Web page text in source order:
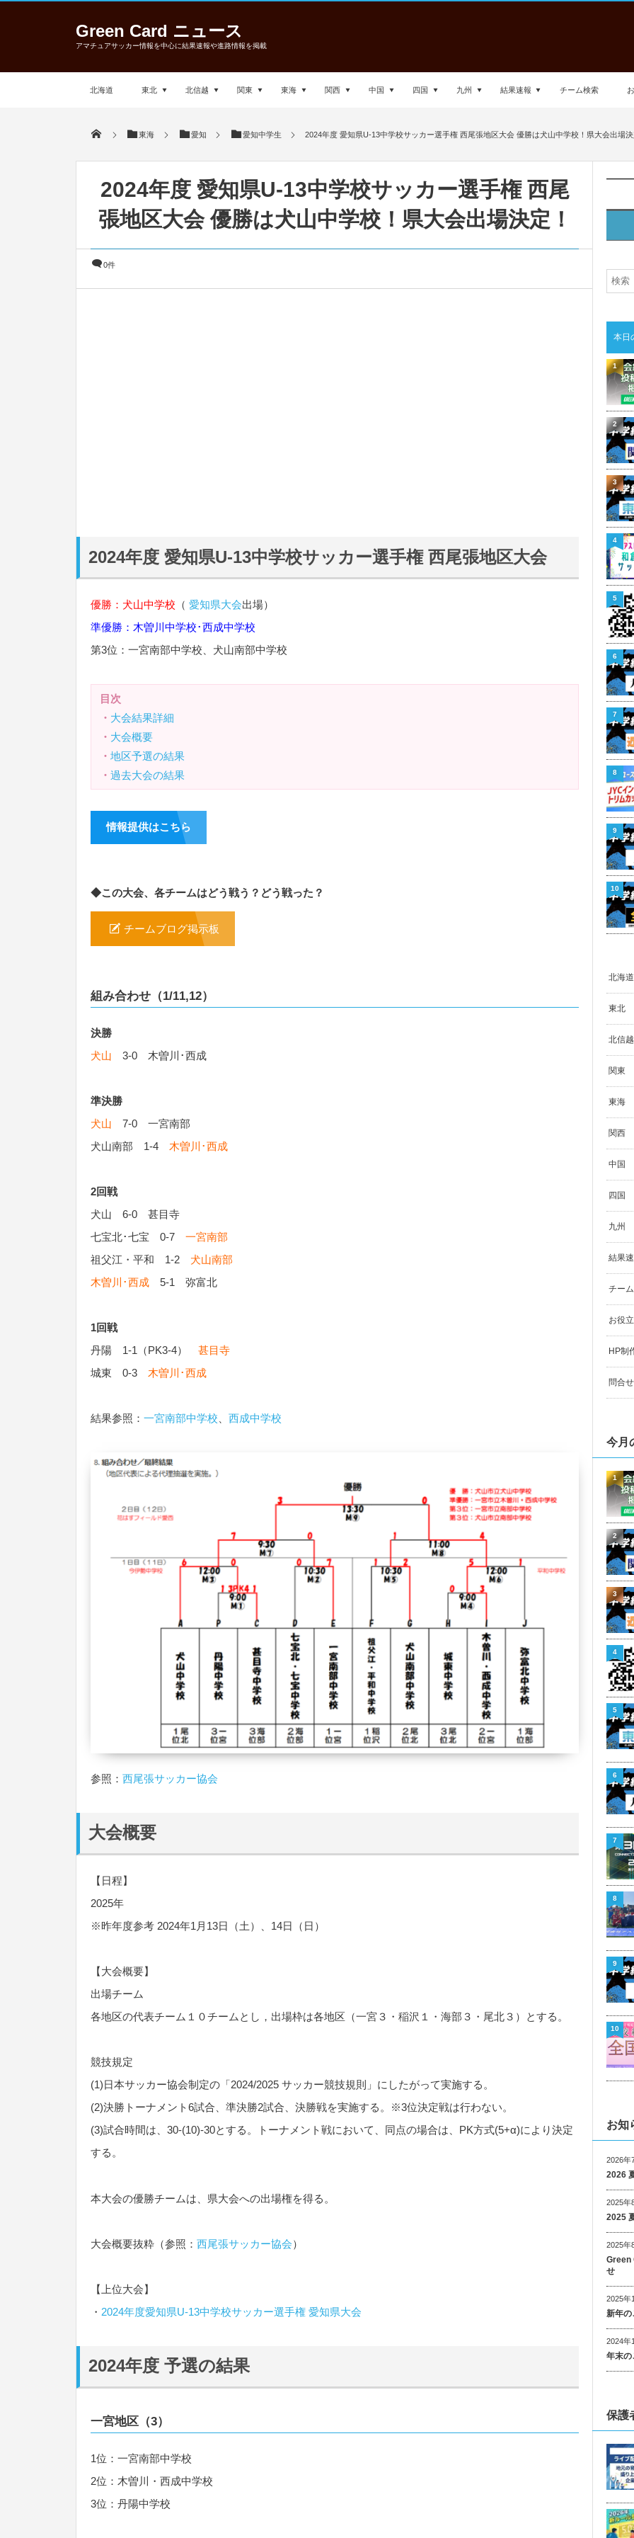
Green Card ニュース
アマチュアサッカー情報を中心に結果速報や進路情報を掲載
北海道 東北 北信越 関東 東海 関西 中国 四国 九州 結果速報 チーム検索
東海 愛知 愛知中学生 2024年度 愛知県U-13中学校サッカー選手権 西尾張地区大会 優勝は犬山中学校！県大会出場
2024年度 愛知県U-13中学校サッカー選手権 西尾
張地区大会 優勝は犬山中学校！県大会出場決定！
0件
2024年度 愛知県U-13中学校サッカー選手権 西尾張地区大会
優勝：犬山中学校 （ 愛知県大会出場）
準優勝：木曽川中学校･西成中学校
第3位：一宮南部中学校、犬山南部中学校
目次
・ 大会結果詳細
・ 大会概要
・ 地区予選の結果
・ 過去大会の結果
情報提供はこちら
◆この大会、各チームはどう戦う？どう戦った？
チームブログ掲示板
組み合わせ（1/11,12）
決勝
犬山 3-0 木曽川･西成
準決勝
犬山 7-0 一宮南部
犬山南部 1-4 木曽川･西成
2回戦
犬山 6-0 甚目寺
七宝北･七宝 0-7 一宮南部
祖父江・平和 1-2 犬山南部
木曽川･西成 5-1 弥富北
1回戦
丹陽 1-1（PK3-4） 甚目寺
城東 0-3 木曽川･西成
結果参照： 一宮南部中学校 西成中学校
参照： 西尾張サッカー協会
大会概要
【日程】
2025年
※昨年度参考 2024年1月13日（土）、14日（日）
【大会概要】
出場チーム
各地区の代表チーム１０チームとし，出場枠は各地区（一宮３・稲沢１・海部３・尾北３）とする。
競技規定
(1)日本サッカー協会制定の「2024/2025 サッカー競技規則」にしたがって実施する。
(2)決勝トーナメント6試合、準決勝2試合、決勝戦を実施する。※3位決定戦は行わない。
(3)試合時間は、30-(10)-30とする。トーナメント戦において、同点の場合は、PK方式(5+α)により決定
する。
本大会の優勝チームは、県大会への出場権を得る。
大会概要抜粋（参照： 西尾張サッカー協会）
【上位大会】
・ 2024年度愛知県U-13中学校サッカー選手権 愛知県大会
2024年度 予選の結果
一宮地区（3）
1位：一宮南部中学校
2位：木曽川・西成中学校
3位：丹陽中学校
本日
1
2
3
4
5
6
7
8
9
10
北海道
東北
北信越
関東
東海
関西
中国
四国
九州
結果
チー
お役
HP制
問合せ
今月
1
2
3
4
5
6
7
8
9
10
お知
2026年
2026
2025年
2025
2025年
Green
せ
2025年
新年の
2024年
年末の
保護